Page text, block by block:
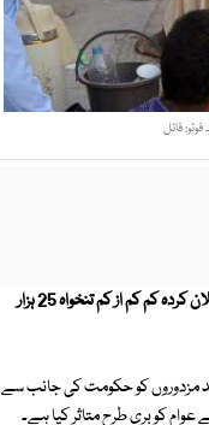
پاکستانیوں کی اکثریت خط غربت سے نیچے زندگی گزار رہی ہے جب کہ 80 فیصد پاکستانیوں کو دس ماہ قبل اعلان کردہ کم کم از کم تنخواہ 25 ہزار
گفتگو کرتے ہوئے پائلر کے ایگزیکٹیو ڈائریکٹر کرامت علی نے بتایا کہ غیر ہنر مند 80 فیصد مزدوروں کو حکومت کی جانب سے